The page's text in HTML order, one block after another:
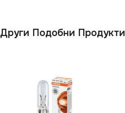
Други Подобни Продукти